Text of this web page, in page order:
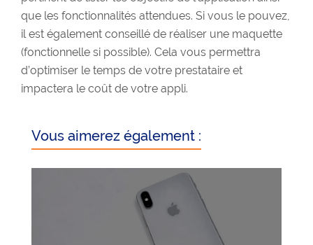
que les fonctionnalités attendues. Si vous le pouvez,
il est également conseillé de réaliser une maquette
(fonctionnelle si possible). Cela vous permettra
d’optimiser le temps de votre prestataire et
impactera le coût de votre appli.
Vous aimerez également :